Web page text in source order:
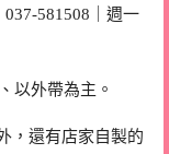
037-581508｜週一
以外帶為主。
，還有店家自製的